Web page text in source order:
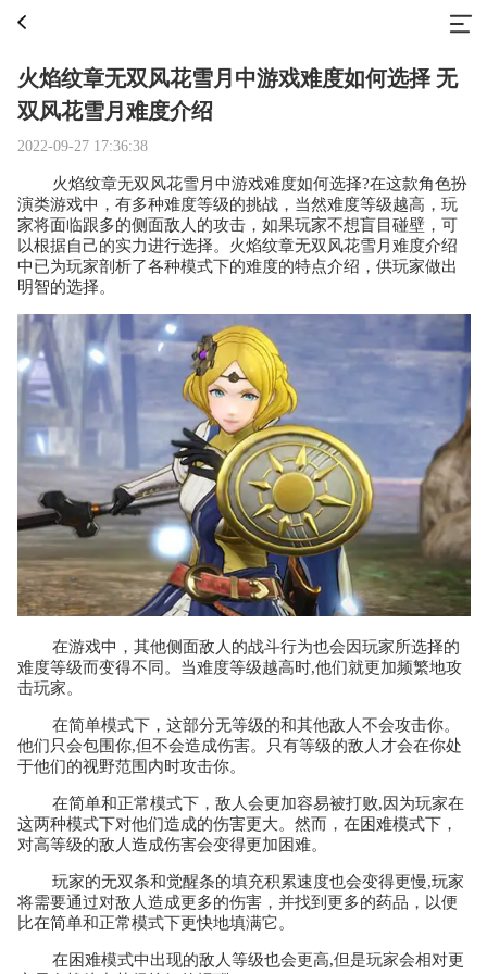
火焰纹章无双风花雪月中游戏难度如何选择 无
双风花雪月难度介绍
2022-09-27 17:36:38
火焰纹章无双风花雪月中游戏难度如何选择?在这款角色扮
演类游戏中，有多种难度等级的挑战，当然难度等级越高，玩
家将面临跟多的侧面敌人的攻击，如果玩家不想盲目碰壁，可
以根据自己的实力进行选择。火焰纹章无双风花雪月难度介绍
中已为玩家剖析了各种模式下的难度的特点介绍，供玩家做出
明智的选择。
在游戏中，其他侧面敌人的战斗行为也会因玩家所选择的
难度等级而变得不同。当难度等级越高时,他们就更加频繁地攻
击玩家。
在简单模式下，这部分无等级的和其他敌人不会攻击你。
他们只会包围你,但不会造成伤害。只有等级的敌人才会在你处
于他们的视野范围内时攻击你。
在简单和正常模式下，敌人会更加容易被打败,因为玩家在
这两种模式下对他们造成的伤害更大。然而，在困难模式下，
对高等级的敌人造成伤害会变得更加困难。
玩家的无双条和觉醒条的填充积累速度也会变得更慢,玩家
将需要通过对敌人造成更多的伤害，并找到更多的药品，以便
比在简单和正常模式下更快地填满它。
在困难模式中出现的敌人等级也会更高,但是玩家会相对更